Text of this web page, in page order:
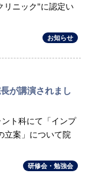
リニック"に認定い
お知らせ
が講演されまし
ト科にて「インプ
立案」について院
研修会・勉強会